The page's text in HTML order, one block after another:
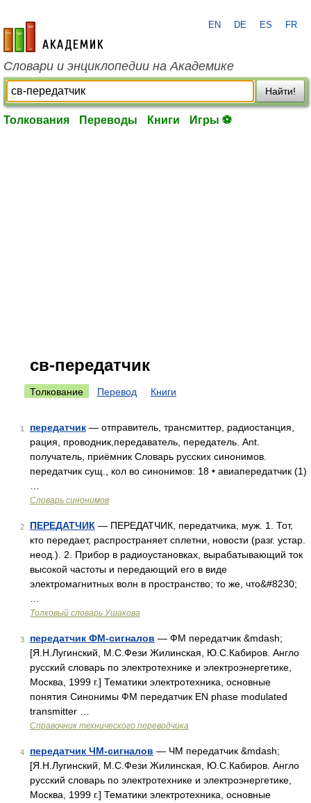
academic.ru
EN DE ES FR
Словари и энциклопедии на Академике
Найти!
Толкования Переводы Книги Игры ⚽
св-передатчик
Толкование Перевод Книги
1 передатчик — отправитель, трансмиттер, радиостанция,
рация, проводник,передаватель, передатель. Ant.
получатель, приёмник Словарь русских синонимов.
передатчик сущ., кол во синонимов: 18 • авиапередатчик (1)
Словарь синонимов
2 ПЕРЕДАТЧИК — ПЕРЕДАТЧИК, передатчика, муж. 1. Тот,
кто передает, распространяет сплетни, новости (разг. устар.
неод.). 2. Прибор в радиоустановках, вырабатывающий ток
высокой частоты и передающий его в виде
электромагнитных волн в пространство; то же, что&#8230;
Толковый словарь Ушакова
3 передатчик ФМ-сигналов — ФМ передатчик &mdash;
[Я.Н.Лугинский, М.С.Фези Жилинская, Ю.С.Кабиров. Англо
русский словарь по электротехнике и электроэнергетике,
Москва, 1999 г.] Тематики электротехника, основные
понятия Синонимы ФМ передатчик EN phase modulated
transmitter …
Справочник технического переводчика
4 передатчик ЧМ-сигналов — ЧМ передатчик &mdash;
[Я.Н.Лугинский, М.С.Фези Жилинская, Ю.С.Кабиров. Англо
русский словарь по электротехнике и электроэнергетике,
Москва, 1999 г.] Тематики электротехника, основные